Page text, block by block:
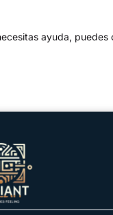
ayuda, puedes